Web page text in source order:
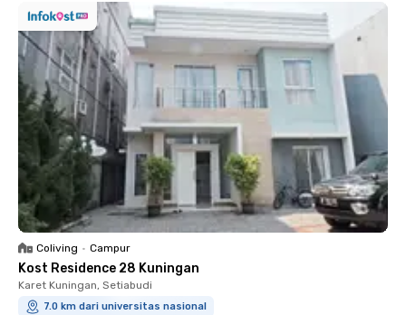
Coliving • Campur
Kost Residence 28 Kuningan
Karet Kuningan, Setiabudi
7.0 km dari universitas nasional